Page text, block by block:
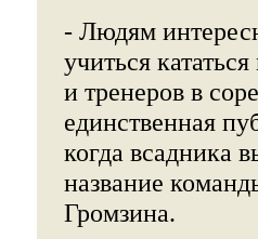
- Людям
учиться
и тренеров в
единственная
когда всадника
название
Громзина.